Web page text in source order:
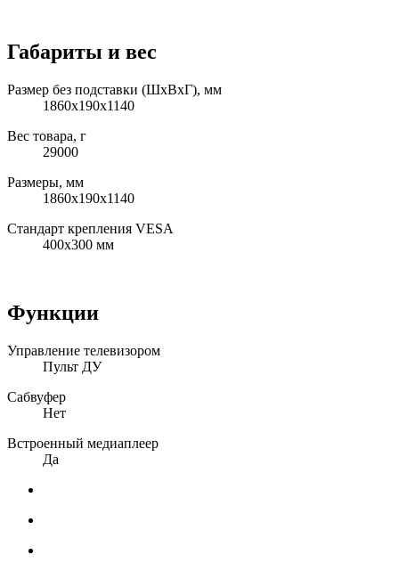
Габариты и вес
Размер без подставки (ШxВxГ), мм
1860x190x1140
Вес товара, г
29000
Размеры, мм
1860x190x1140
Стандарт крепления VESA
400x300 мм
Функции
Управление телевизором
Пульт ДУ
Сабвуфер
Нет
Встроенный медиаплеер
Да